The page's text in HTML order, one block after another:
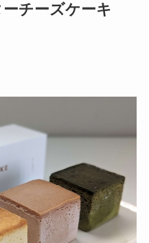
ーチーズケーキ